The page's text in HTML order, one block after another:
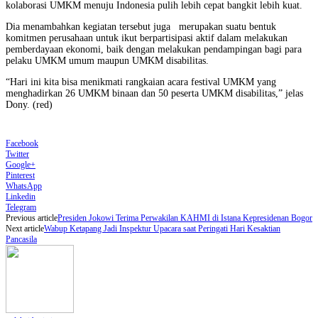
kolaborasi UMKM menuju Indonesia pulih lebih cepat bangkit lebih kuat.
Dia menambahkan kegiatan tersebut juga merupakan suatu bentuk
komitmen perusahaan untuk ikut berpartisipasi aktif dalam melakukan
pemberdayaan ekonomi, baik dengan melakukan pendampingan bagi para
pelaku UMKM umum maupun UMKM disabilitas.
“Hari ini kita bisa menikmati rangkaian acara festival UMKM yang
menghadirkan 26 UMKM binaan dan 50 peserta UMKM disabilitas,” jelas
Dony. (red)
Facebook
Twitter
Google+
Pinterest
WhatsApp
Linkedin
Telegram
Previous articlePresiden Jokowi Terima Perwakilan KAHMI di Istana Kepresidenan Bogor
Next articleWabup Ketapang Jadi Inspektur Upacara saat Peringati Hari Kesaktian
Pancasila